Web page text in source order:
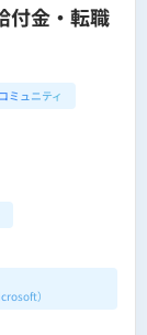
付金・転職
コミュニティ
）